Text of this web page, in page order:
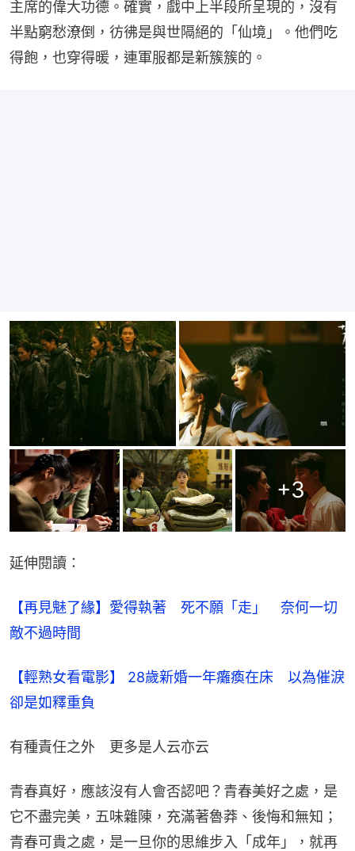
主席的偉大功德。確實，戲中上半段所呈現的，沒有
半點窮愁潦倒，彷彿是與世隔絕的「仙境」。他們吃
得飽，也穿得暖，連軍服都是新簇簇的。
+3
延伸閱讀：
【再見魅了緣】愛得執著　死不願「走」　奈何一切
敵不過時間
【輕熟女看電影】 28歲新婚一年癱瘓在床　以為催淚
卻是如釋重負
有種責任之外　更多是人云亦云
青春真好，應該沒有人會否認吧？青春美好之處，是
它不盡完美，五味雜陳，充滿著魯莽、後悔和無知；
青春可貴之處，是一旦你的思維步入「成年」，就再